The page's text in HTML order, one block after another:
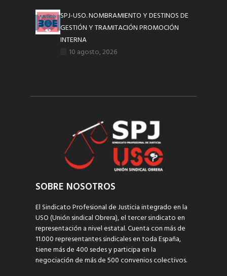
SPJ-USO. NOMBRAMIENTO Y DESTINOS DE
GESTIÓN Y TRAMITACIÓN PROMOCIÓN
INTERNA
10 agosto, 2026
SOBRE NOSOTROS
El Sindicato Profesional de Justicia integrado en la
USO (Unión sindical Obrera), el tercer sindicato en
representación a nivel estatal. Cuenta con más de
11.000 representantes sindicales en toda España,
tiene más de 400 sedes y participa en la
negociación de más de 500 convenios colectivos.